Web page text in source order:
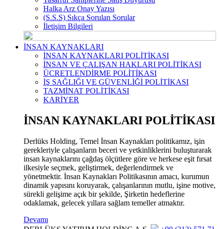
Halka Arz Onay Yazısı
(S.S.S) Sıkça Sorulan Sorular
İletişim Bilgileri
İNSAN KAYNAKLARI
İNSAN KAYNAKLARI POLİTİKASI
İNSAN VE ÇALIŞAN HAKLARI POLİTİKASI
ÜCRETLENDİRME POLİTİKASI
İŞ SAĞLIĞI VE GÜVENLİĞİ POLİTİKASI
TAZMİNAT POLİTİKASI
KARİYER
İNSAN KAYNAKLARI POLİTİKASI
Derlüks Holding, Temel İnsan Kaynakları politikamız, işin
gerekleriyle çalışanların beceri ve yetkinliklerini buluşturarak
insan kaynaklarını çağdaş ölçütlere göre ve herkese eşit fırsat
ilkesiyle seçmek, geliştirmek, değerlendirmek ve
yönetmektir. İnsan Kaynakları Politikasının amacı, kurumun
dinamik yapısını koruyarak, çalışanlarının mutlu, işine motive,
sürekli gelişime açık bir şekilde, Şirketin hedeflerine
odaklamak, gelecek yıllara sağlam temeller atmaktır.
Devamı